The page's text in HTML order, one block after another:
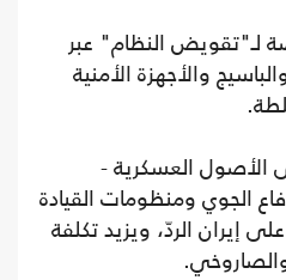
النظام" عبر
والأجهزة الأمنية
الأصول العسكرية -
الجوي ومنظومات القيادة
إيران الردّ، ويزيد تكلفة